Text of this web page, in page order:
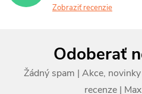
Zobraziť recenzie
Odoberať